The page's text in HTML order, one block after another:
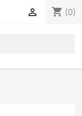
shopping_cart (0)
